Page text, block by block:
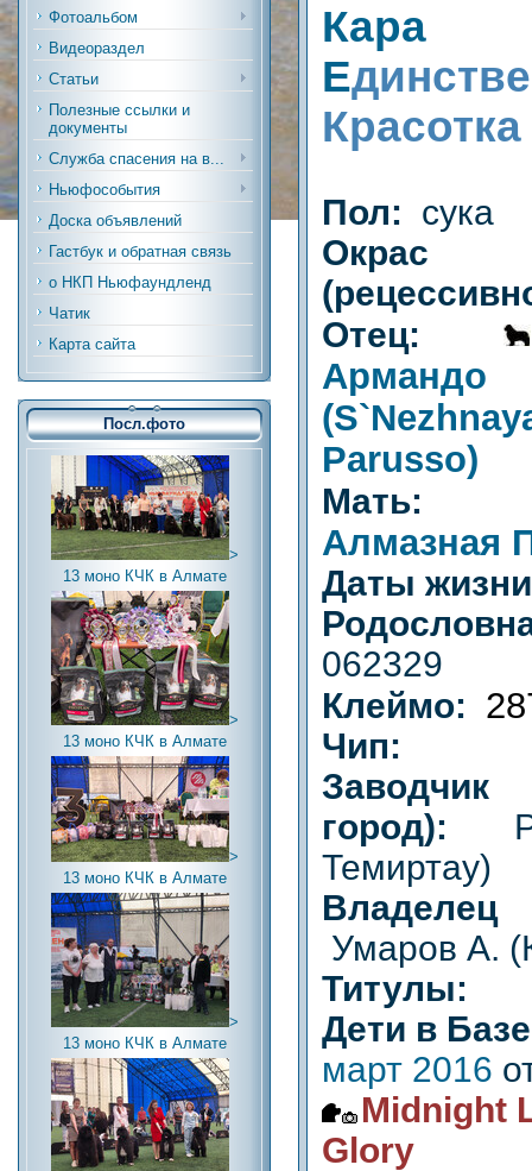
Фотоальбом
Видеораздел
Статьи
Полезные ссылки и
документы
Служба спасения на в...
Ньюфособытия
Доска объявлений
Гастбук и обратная связь
о НКП Ньюфаундленд
Чатик
Карта сайта
Посл.фото
>
13 моно КЧК в Алмате
>
13 моно КЧК в Алмате
>
13 моно КЧК в Алмате
>
13 моно КЧК в Алмате
Е
Красотка
Пол: сука
Окрас
Отец:
Parusso)
Алмазная
Даты
062329
Клеймо:
Чип:
город):
Темиртау)
Владелец
Умаров А.
Титулы:
Дети в
март 2016
Midnight
Glory